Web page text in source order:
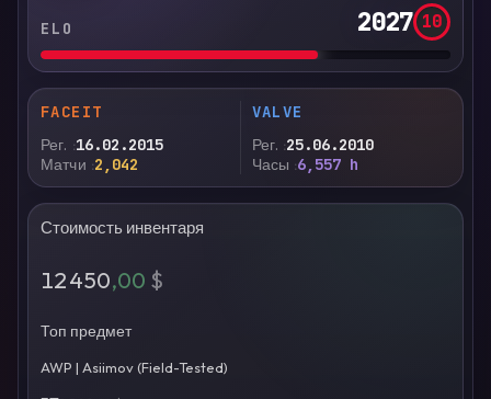
ELO 2027 10
FACEIT
Рег. 16.02.2015
Матчи 2,042
VALVE
Рег. 25.06.2010
Часы 6,557 h
Стоимость инвентаря
12 450,00 $
Топ предмет
AWP | Asiimov (Field-Tested)